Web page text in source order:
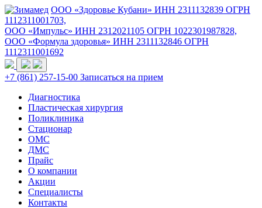
ООО «Здоровье Кубани» ИНН 2311132839 ОГРН
1112311001703,
ООО «Импульс» ИНН 2312021105 ОГРН 1022301987828,
ООО «Формула здоровья» ИНН 2311132846 ОГРН
1112311001692
+7 (861) 257-15-00 Записаться на прием
Диагностика
Пластическая хирургия
Поликлиника
Стационар
ОМС
ДМС
Прайс
О компании
Акции
Специалисты
Контакты